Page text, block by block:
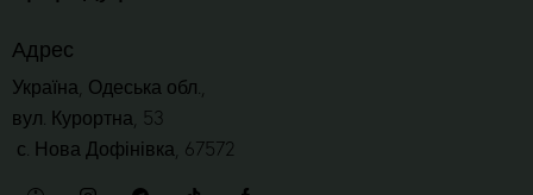
Адрес
Україна, Одеська обл.,
вул. Курортна, 53
с. Нова Дофінівка, 67572